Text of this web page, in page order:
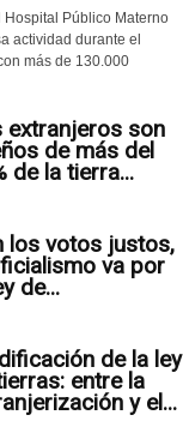
Público Materno
actividad durante el
más de 130.000
extranjeros son
de más del
de la tierra...
los votos justos,
va por
de...
de la ley
entre la
y el...